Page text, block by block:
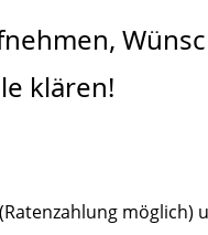
klären!
möglich)